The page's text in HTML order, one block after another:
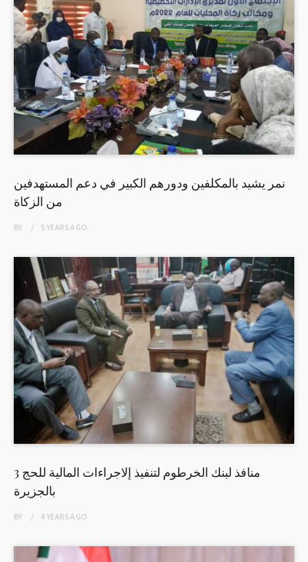
نمر يشيد بالمكلفين ودورهم الكبير في دعم المستهدفين
من الزكاة
BY 5 YEARSAGO
3 منافذ لبنك الخرطوم لتنفيذ إلاجراءات المالية للحج
بالجزيرة
BY 4 YEARSAGO